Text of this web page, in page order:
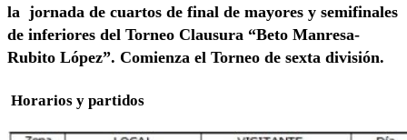
la jornada de cuartos de final de mayores y semifinales
de inferiores del Torneo Clausura “Beto Manresa-
Rubito López”. Comienza el Torneo de sexta división.
Horarios y partidos